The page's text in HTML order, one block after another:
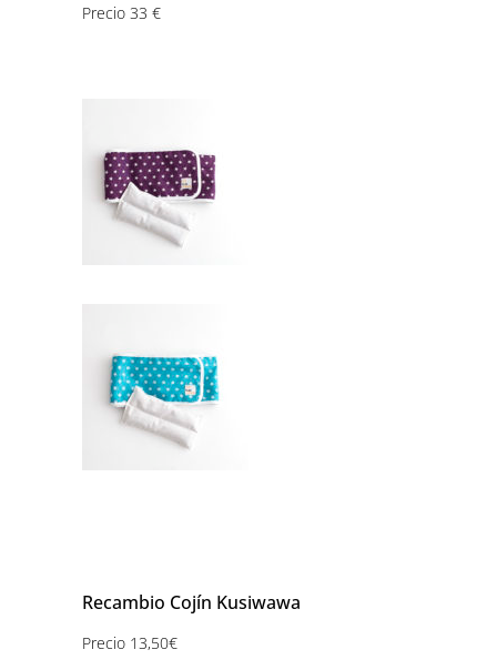
Precio 33 €
Recambio Cojín Kusiwawa
Precio 13,50€